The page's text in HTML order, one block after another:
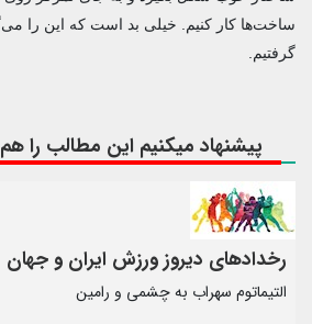
ساخت‌ها کار کنیم. خیلی بد است که این را
گرفتیم.
پیشنهاد میکنیم این مطالب را
رخدادهای دیروز ورزش ایران و جهان
التیماتوم سهراب به چشمی و رامین